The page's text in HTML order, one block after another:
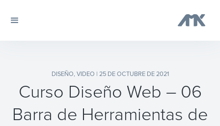
DISEÑO, VIDEO | 25 DE OCTUBRE DE 2021
Curso Diseño Web – 06
Barra de Herramientas de